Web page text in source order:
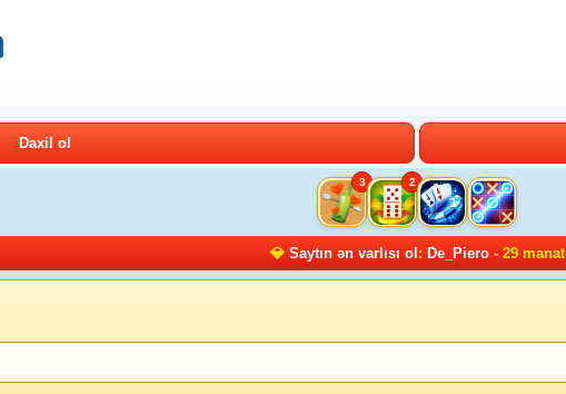
Daxil ol
3 2
💎 Saytın ən varlısı ol : De_Piero- 29 manat